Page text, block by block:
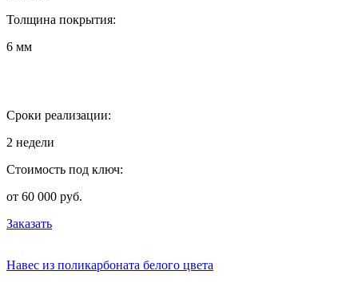
Толщина покрытия:
6 мм
Сроки реализации:
2 недели
Стоимость под ключ:
от 60 000 руб.
Заказать
Навес из поликарбоната белого цвета